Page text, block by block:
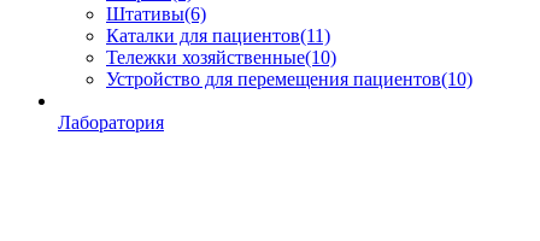
Штативы(6)
Каталки для пациентов(11)
Тележки хозяйственные(10)
Устройство для перемещения пациентов(10)
Лаборатория